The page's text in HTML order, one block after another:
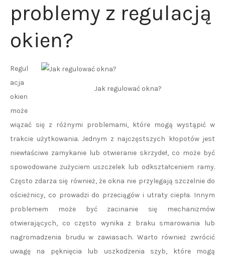
problemy z regulacją
okien?
Jak regulować okna?
Regul
acja
okien
może
wiązać się z różnymi problemami, które mogą wystąpić w
trakcie użytkowania. Jednym z najczęstszych kłopotów jest
niewłaściwe zamykanie lub otwieranie skrzydeł, co może być
spowodowane zużyciem uszczelek lub odkształceniem ramy.
Często zdarza się również, że okna nie przylegają szczelnie do
ościeżnicy, co prowadzi do przeciągów i utraty ciepła. Innym
problemem może być zacinanie się mechanizmów
otwierających, co często wynika z braku smarowania lub
nagromadzenia brudu w zawiasach. Warto również zwrócić
uwagę na pęknięcia lub uszkodzenia szyb, które mogą